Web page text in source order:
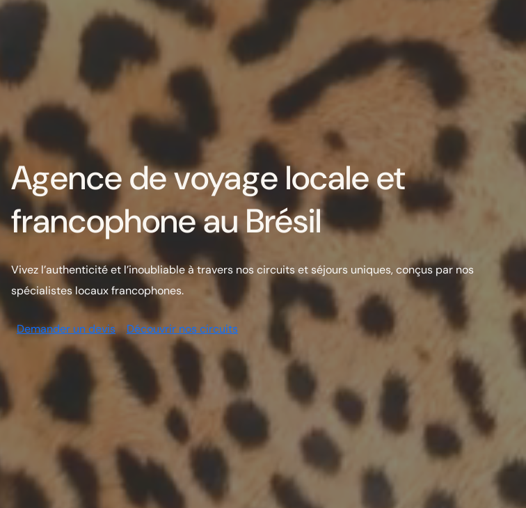
Agence de voyage locale et
francophone au Brésil
Vivez l’authenticité et l’inoubliable à travers nos circuits et séjours uniques, conçus par nos
spécialistes locaux francophones.
Demander un devis Découvrir nos circuits